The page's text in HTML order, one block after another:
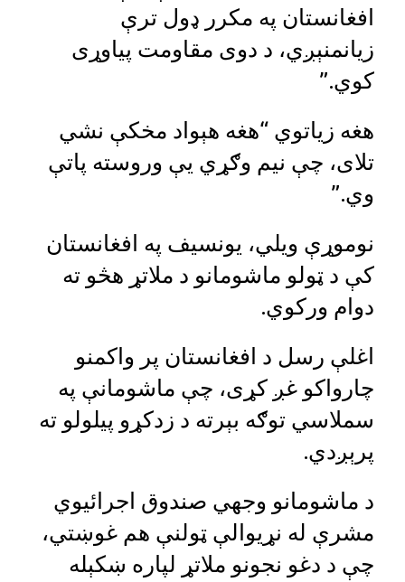
افغانستان په مکرر ډول ترې
زیانمنېږي، د دوی مقاومت پیاوړی
کوي.”
هغه زیاتوي “هغه هېواد مخکې نشي
تلای، چې نیم وګړي یې وروسته پاتې
وي.”
نوموړې ویلي، یونسیف په افغانستان
کې د ټولو ماشومانو د ملاتړ هڅو ته
دوام ورکوي‌.
اغلې رسل د افغانستان پر واکمنو
چارواکو غږ کړی، چې ماشومانې په
سملاسي توګه بېرته د زدکړو پیلولو ته
پرېږدي.
د ماشومانو وجهي صندوق اجرائیوي
مشرې له نړیوالې ټولنې هم غوښتي،
چې د دغو نجونو ملاتړ لپاره ښکېله